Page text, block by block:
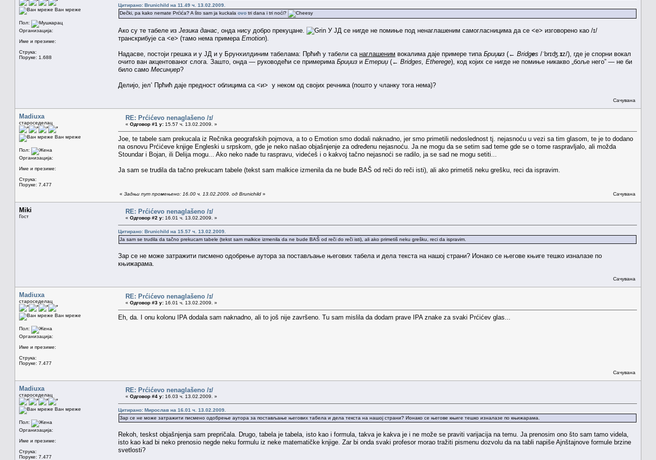
Ван мреже
Пол:
Организација:
Име и презиме:
Струка:
Поруке: 1.688
Цитирано: Brunichild на 11.49 ч. 13.02.2009.
Dečki, pa kako nemate Prćića? A što sam ja kuckala ovo tri dana i tri noći?
Ако су те табеле из Језика данас , онда нису добро прекуцане.
У ЈД се нигде не помиње под ненаглашеним самогласницима да се <e> изговорено као /ɪ/
транскрибује са <e> (тамо нема примера Emotion).
Надасве, постоји грешка и у ЈД и у Брунхилдиним табелама: Прћић у табели са наглашеним вокалима даје примере типа Бриџиз (← Bridges /ˈbrɪʤ. ɪz/), где је спорни вокал
очито ван акцентованог слога. Зашто, онда — руководећи се примерима Бриџиз и Етериџ (← Bridges, Etherege), код којих се нигде не помиње никакво „боље него” — не би
било само Месинџер?
Делијо, јел’ Прћић даје предност облицима са <и> у неком од својих речника (пошто у чланку тога нема)?
Сачувана
Madiuxa
староседелац
Ван мреже
Пол:
Организација:
Име и презиме:
Струка:
Поруке: 7.477
RE: Prćićevo nenaglašeno /ɪ/
« Одговор #1 у: 15.57 ч. 13.02.2009. »
Joe, te tabele sam prekucala iz Rečnika geografskih pojmova, a to o Emotion smo dodali naknadno, jer smo primetili nedoslednost tj. nejasnoću u vezi sa tim glasom, te je to dodano
na osnovu Prćićeve knjige Engleski u srpskom, gde je neko našao objašnjenje za određenu nejasnoću. Ja ne mogu da se setim sad teme gde se o tome raspravljalo, ali možda
Stoundar i Bojan, ili Delija mogu... Ako neko nađe tu raspravu, videćeš i o kakvoj tačno nejasnoći se radilo, ja se sad ne mogu setiti...
Ja sam se trudila da tačno prekucam tabele (tekst sam malkice izmenila da ne bude BAŠ od reči do reči isti), ali ako primetiš neku grešku, reci da ispravim.
« Задњи пут промењено: 16.00 ч. 13.02.2009. од Brunichild » Сачувана
Miki
Гост
RE: Prćićevo nenaglašeno /ɪ/
« Одговор #2 у: 16.01 ч. 13.02.2009. »
Цитирано: Brunichild на 15.57 ч. 13.02.2009.
Ja sam se trudila da tačno prekucam tabele (tekst sam malkice izmenila da ne bude BAŠ od reči do reči isti), ali ako primetiš neku grešku, reci da ispravim.
Зар се не може затражити писмено одобрење аутора за постављање његових табела и дела текста на нашој страни? Ионако се његове књиге тешко изналазе по
књижарама.
Сачувана
Madiuxa
староседелац
Ван мреже
Пол:
Организација:
Име и презиме:
Струка:
Поруке: 7.477
RE: Prćićevo nenaglašeno /ɪ/
« Одговор #3 у: 16.01 ч. 13.02.2009. »
Eh, da. I onu kolonu IPA dodala sam naknadno, ali to još nije završeno. Tu sam mislila da dodam prave IPA znake za svaki Prćićev glas...
Сачувана
Madiuxa
староседелац
Ван мреже
Пол:
Организација:
Име и презиме:
Струка:
Поруке: 7.477
RE: Prćićevo nenaglašeno /ɪ/
« Одговор #4 у: 16.03 ч. 13.02.2009. »
Цитирано: Мирослав на 16.01 ч. 13.02.2009.
Зар се не може затражити писмено одобрење аутора за постављање његових табела и дела текста на нашој страни? Ионако се његове књиге тешко изналазе по књижарама.
Rekoh, teskst objašnjenja sam prepričala. Drugo, tabela je tabela, isto kao i formula, takva je kakva je i ne može se praviti varijacija na temu. Ja prenosim ono što sam tamo videla,
isto kao kad bi neko prenosio negde neku formulu iz neke matematičke knjige. Zar bi onda svaki profesor morao tražiti pismenu dozvolu da na tabli napiše Ajnštajnove formule brzine
svetlosti?